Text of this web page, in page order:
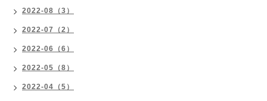
2022-08（3）
2022-07（2）
2022-06（6）
2022-05（8）
2022-04（5）